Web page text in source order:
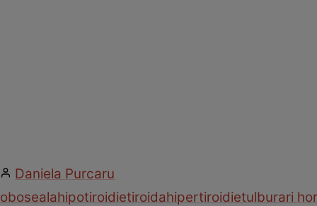
Daniela Purcaru
obosealahipotiroidietiroidahipertiroidietulburari